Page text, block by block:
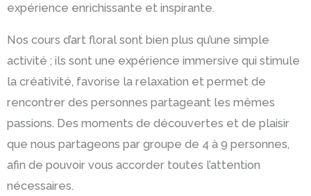
expérience enrichissante et inspirante.
Nos cours d’art floral sont bien plus qu’une simple
activité ; ils sont une expérience immersive qui stimule
la créativité, favorise la relaxation et permet de
rencontrer des personnes partageant les mêmes
passions. Des moments de découvertes et de plaisir
que nous partageons par groupe de 4 à 9 personnes,
afin de pouvoir vous accorder toutes l’attention
nécessaires.